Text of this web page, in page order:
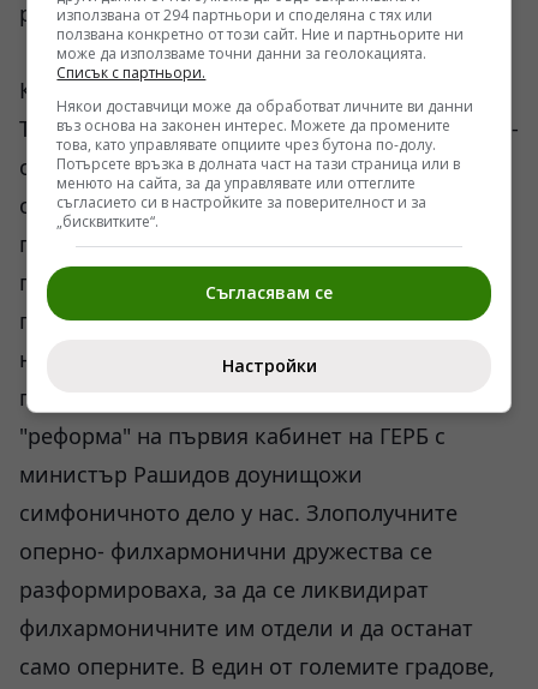
разлика от Вежди, е работил в театър.
Качеството започна постепенно да спада.
Това съвпадна и със смяната на поколенията -
отидоха си много и при това значими имена
от българската музика, дойдоха млади и в
повечето случаи не особено даровити и
подготвени кадри. Така най- сериозно
пострада симфоничната ни култура, която бе
на високо европейско ниво. Гордеехме се,
при това с пълно право, с нея! Следващата
"реформа" на първия кабинет на ГЕРБ с
министър Рашидов доунищожи
симфоничното дело у нас. Злополучните
оперно- филхармонични дружества се
разформироваха, за да се ликвидират
филхармоничните им отдели и да останат
само оперните. В един от големите градове,
използвана от 294 партньори и споделяна с тях или
ползвана конкретно от този сайт. Ние и партньорите ни
може да използваме точни данни за геолокацията.
Списък с партньори.
Някои доставчици може да обработват личните ви данни
въз основа на законен интерес. Можете да промените
това, като управлявате опциите чрез бутона по-долу.
Потърсете връзка в долната част на тази страница или в
менюто на сайта, за да управлявате или оттеглите
съгласието си в настройките за поверителност и за
„бисквитките“.
Съгласявам се
Настройки